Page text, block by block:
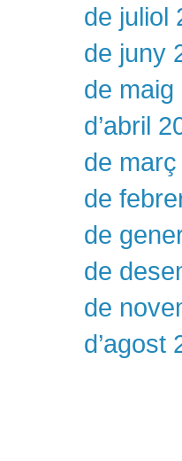
de juliol
de juny
de maig
d’abril
de
de
de
de
de
d’agost